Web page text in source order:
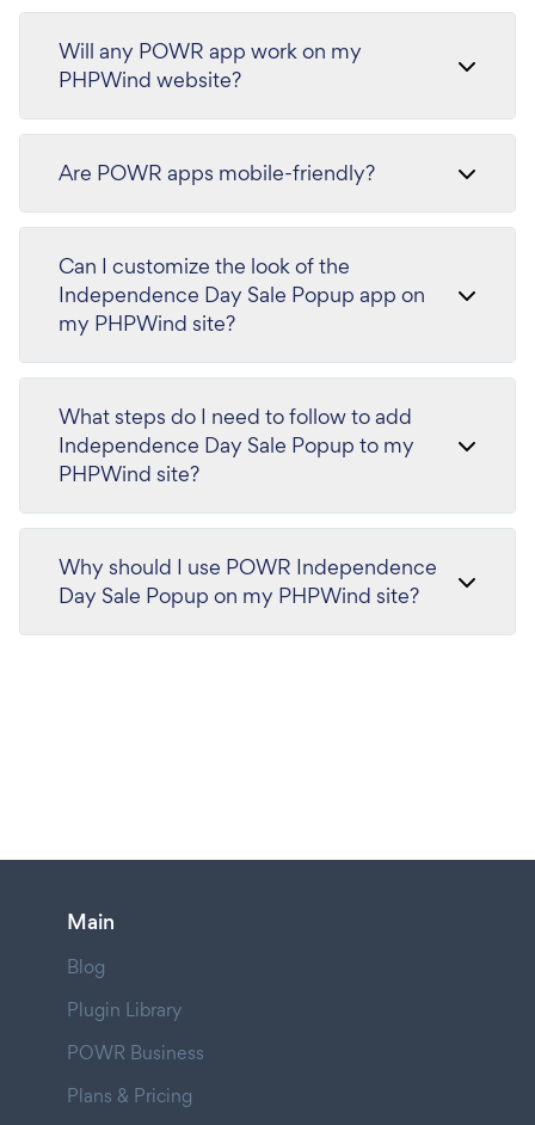
Will any POWR app work on my
PHPWind website?
Are POWR apps mobile-friendly?
Can I customize the look of the
Independence Day Sale Popup app on
my PHPWind site?
What steps do I need to follow to add
Independence Day Sale Popup to my
PHPWind site?
Why should I use POWR Independence
Day Sale Popup on my PHPWind site?
Main
Blog
Plugin Library
POWR Business
Plans & Pricing